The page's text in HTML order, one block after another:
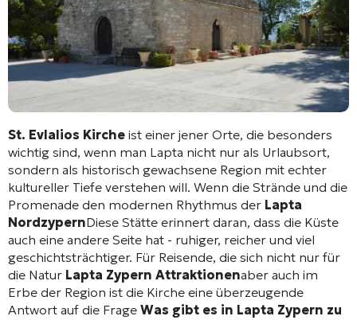
St. Evlalios Kirche ist einer jener Orte, die besonders
wichtig sind, wenn man Lapta nicht nur als Urlaubsort,
sondern als historisch gewachsene Region mit echter
kultureller Tiefe verstehen will. Wenn die Strände und die
Promenade den modernen Rhythmus der Lapta
NordzypernDiese Stätte erinnert daran, dass die Küste
auch eine andere Seite hat - ruhiger, reicher und viel
geschichtsträchtiger. Für Reisende, die sich nicht nur für
die Natur Lapta Zypern Attraktionenaber auch im
Erbe der Region ist die Kirche eine überzeugende
Antwort auf die Frage Was gibt es in Lapta Zypern zu